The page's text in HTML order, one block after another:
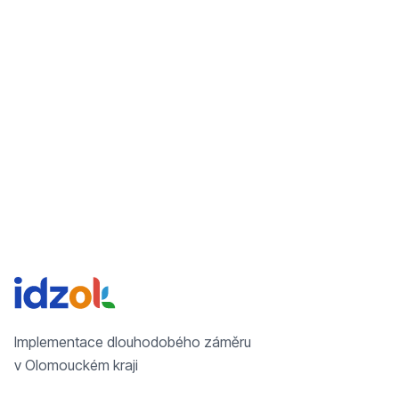
Implementace dlouhodobého záměru
v Olomouckém kraji